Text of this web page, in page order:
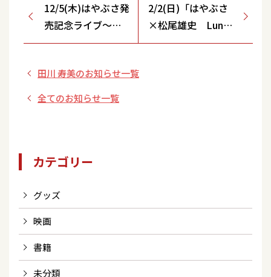
12/5(木)はやぶさ発
売記念ライブ～夜
霧のセレナーデ～
alpha】
2/2(日)「はやぶさ
×松尾雄史 Lunch
＆Dinner Show」
田川 寿美のお知らせ一覧
全てのお知らせ一覧
カテゴリー
グッズ
映画
書籍
未分類